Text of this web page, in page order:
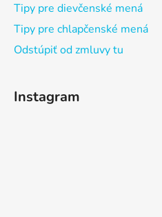
Tipy pre dievčenské mená
Tipy pre chlapčenské mená
Odstúpiť od zmluvy tu
Instagram